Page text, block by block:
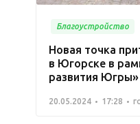
Благоустройство
Новая точка
в Югорске в
развития Югры»
20.05.2024 17:28